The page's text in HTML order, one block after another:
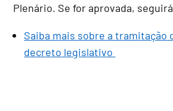
Plenário. Se for aprovada,
Saiba mais sobre a tramitação
decreto legislativo